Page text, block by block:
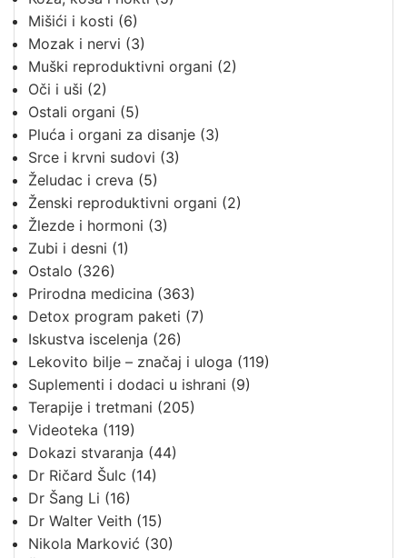
Mišići i kosti (6)
Mozak i nervi (3)
Muški reproduktivni organi (2)
Oči i uši (2)
Ostali organi (5)
Pluća i organi za disanje (3)
Srce i krvni sudovi (3)
Želudac i creva (5)
Ženski reproduktivni organi (2)
Žlezde i hormoni (3)
Zubi i desni (1)
Ostalo (326)
Prirodna medicina (363)
Detox program paketi (7)
Iskustva iscelenja (26)
Lekovito bilje – značaj i uloga (119)
Suplementi i dodaci u ishrani (9)
Terapije i tretmani (205)
Videoteka (119)
Dokazi stvaranja (44)
Dr Ričard Šulc (14)
Dr Šang Li (16)
Dr Walter Veith (15)
Nikola Marković (30)